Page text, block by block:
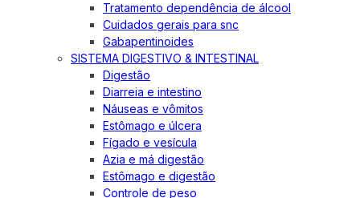
Tratamento dependência de álcool
Cuidados gerais para snc
Gabapentinoides
SISTEMA DIGESTIVO & INTESTINAL
Digestão
Diarreia e intestino
Náuseas e vômitos
Estômago e úlcera
Fígado e vesícula
Azia e má digestão
Estômago e digestão
Controle de peso